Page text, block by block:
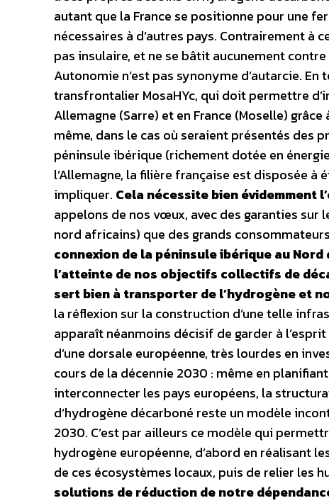
autant que la France se positionne pour une
nécessaires à d’autres pays. Contrairement à
pas insulaire, et ne se bâtit aucunement
Autonomie n’est pas synonyme d’autarcie.
transfrontalier MosaHYc, qui doit permettre
Allemagne (Sarre) et en France (Moselle)
même, dans le cas où seraient présentés des
péninsule ibérique (richement dotée en
l’Allemagne, la filière française est disposée
impliquer. Cela nécessite bien évidemment
appelons de nos vœux, avec des garanties
nord africains) que des grands
connexion de la péninsule ibérique au
l’atteinte de nos objectifs collectifs de
sert bien à transporter de l’hydrogène et
la réflexion sur la construction d’une telle
apparaît néanmoins décisif de garder à
d’une dorsale européenne, très lourdes en
cours de la décennie 2030 : même en
interconnecter les pays européens, la
d’hydrogène décarboné reste un modèle
2030. C’est par ailleurs ce modèle qui
hydrogène européenne, d’abord en réalisant
de ces écosystèmes locaux, puis de relier les
solutions de réduction de notre